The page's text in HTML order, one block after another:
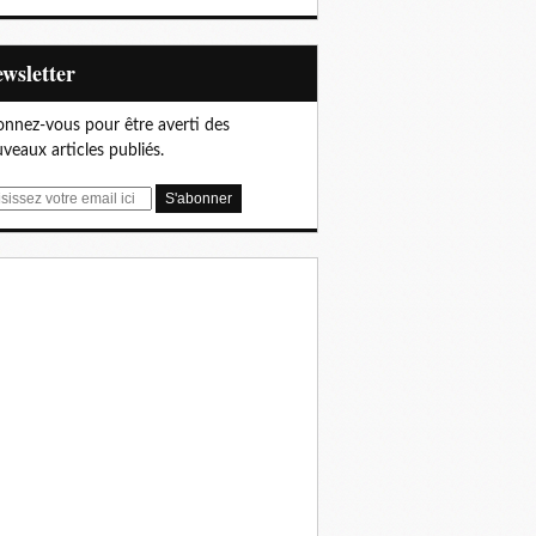
vous pour être averti des
articles publiés.